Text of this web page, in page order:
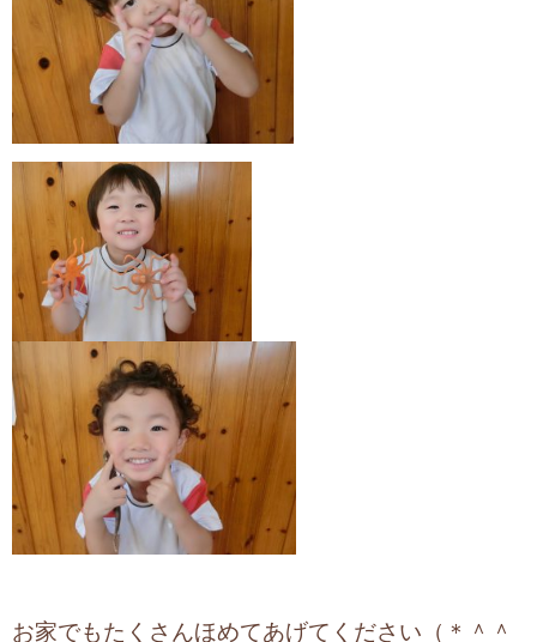
お家でもたくさんほめてあげてください（＊＾＾